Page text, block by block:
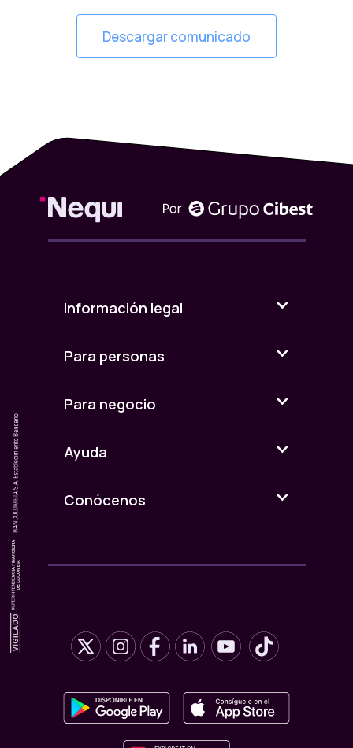
Descargar comunicado
Información legal
Para personas
Para negocio
Ayuda
Conócenos